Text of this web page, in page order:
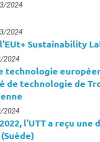
2024
2024
Sustainability
2024
technologie
de technologie de
2024
l'UTT a reçu une